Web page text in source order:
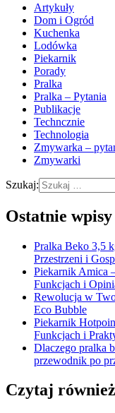
Artykuły
Dom i Ogród
Kuchenka
Lodówka
Piekarnik
Porady
Pralka
Pralka – Pytania
Publikacje
Techncznie
Technologia
Zmywarka –
Zmywarki
Szukaj:
Ostatnie wpisy
Pralka Beko 3,5
Przestrzeni i
Piekarnik Amica
Funkcjach i
Rewolucja w
Eco Bubble
Piekarnik
Funkcjach i
Dlaczego pralka
przewodnik po
Czytaj